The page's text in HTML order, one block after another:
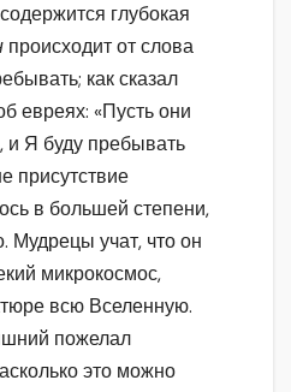
глубокая
происходит от слова
как сказал
евреях: «Пусть они
и Я буду пребывать
присутствие
в большей степени,
Мудрецы учат, что он
микрокосмос,
всю Вселенную.
пожелал
это можно